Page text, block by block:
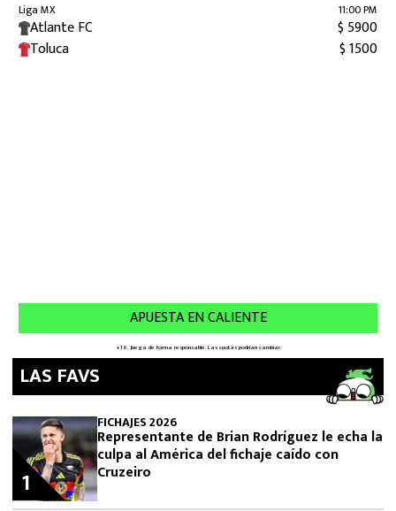
LAS FAVS
FICHAJES 2026
Representante de Brian Rodríguez le echa la
culpa al América del fichaje caído con
Cruzeiro
1